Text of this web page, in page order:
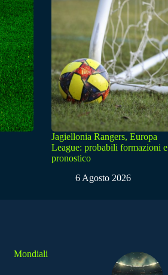
Jagiellonia Rangers, Europa
League: probabili formazioni e
pronostico
6 Agosto 2026
Mondiali